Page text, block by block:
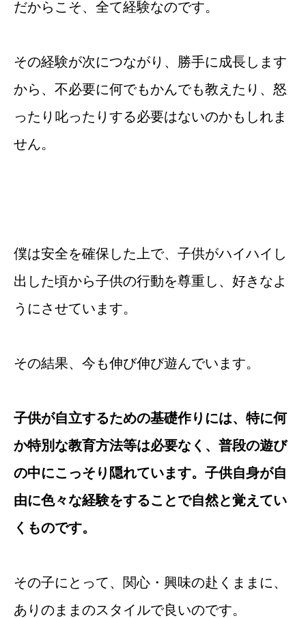
だからこそ、全て経験なのです。
その経験が次につながり、勝手に成長します
から、不必要に何でもかんでも教えたり、怒
ったり叱ったりする必要はないのかもしれま
せん。
僕は安全を確保した上で、子供がハイハイし
出した頃から子供の行動を尊重し、好きなよ
うにさせています。
その結果、今も伸び伸び遊んでいます。
子供が自立するための基礎作りには、特に何
か特別な教育方法等は必要なく、普段の遊び
の中にこっそり隠れています。子供自身が自
由に色々な経験をすることで自然と覚えてい
くものです。
その子にとって、関心・興味の赴くままに、
ありのままのスタイルで良いのです。